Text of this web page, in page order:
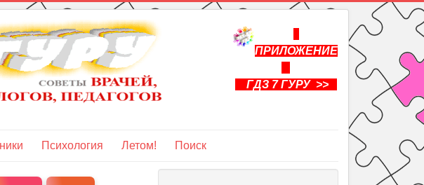
ПРИЛОЖЕНИЕ
ГДЗ 7 ГУРУ >>
Психология Летом! Поиск